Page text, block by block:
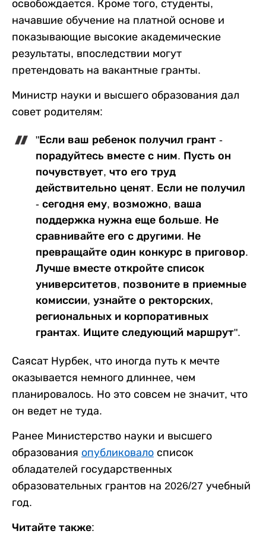
освобождается. Кроме того, студенты,
начавшие обучение на платной основе и
показывающие высокие академические
результаты, впоследствии могут
претендовать на вакантные гранты.
Министр науки и высшего образования дал
совет родителям:
"Если ваш ребенок получил грант -
порадуйтесь вместе с ним. Пусть он
почувствует, что его труд
действительно ценят. Если не получил
- сегодня ему, возможно, ваша
поддержка нужна еще больше. Не
сравнивайте его с другими. Не
превращайте один конкурс в приговор.
Лучше вместе откройте список
университетов, позвоните в приемные
комиссии, узнайте о ректорских,
региональных и корпоративных
грантах. Ищите следующий маршрут".
Саясат Нурбек, что иногда путь к мечте
оказывается немного длиннее, чем
планировалось. Но это совсем не значит, что
он ведет не туда.
Ранее Министерство науки и высшего
образования опубликовало список
обладателей государственных
образовательных грантов на 2026/27 учебный
год.
Читайте также: